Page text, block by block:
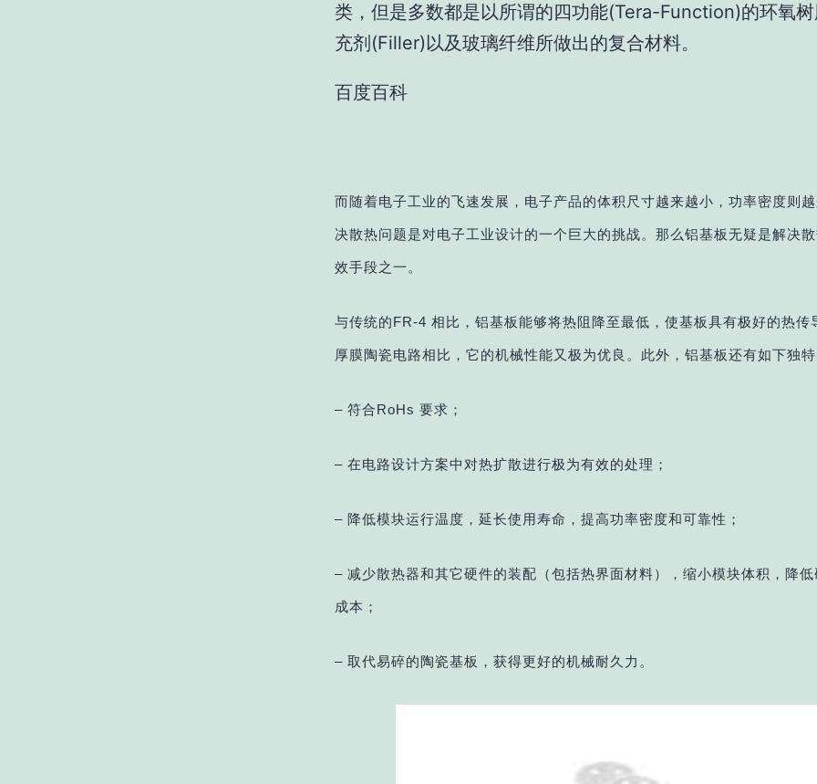
类，但是多数都是以所谓的四功能(Tera-Function)的环氧
充剂(Filler)以及玻璃纤维所做出的复合材料。
百度百科
而随着电子工业的飞速发展，电子产品的体积尺寸越来越小，功率密度则
决散热问题是对电子工业设计的一个巨大的挑战。那么铝基板无疑是解决
效手段之一。
与传统的FR-4 相比，铝基板能够将热阻降至最低，使基板具有极好的热传
厚膜陶瓷电路相比，它的机械性能又极为优良。此外，铝基板还有如下独
– 符合RoHs 要求；
– 在电路设计方案中对热扩散进行极为有效的处理；
– 降低模块运行温度，延长使用寿命，提高功率密度和可靠性；
– 减少散热器和其它硬件的装配（包括热界面材料）， 缩小模块体积，降
成本；
– 取代易碎的陶瓷基板，获得更好的机械耐久力。